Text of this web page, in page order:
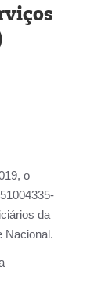
, o
da
Nacional.